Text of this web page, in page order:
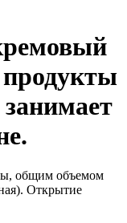
общим объемом
Открытие